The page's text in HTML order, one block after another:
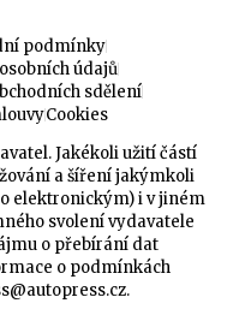
podmínky
údajů
sdělení
Cookies
Jakékoli užití částí
a šíření jakýmkoli
elektronickým) i v jiném
svolení vydavatele
o přebírání dat
o podmínkách
.